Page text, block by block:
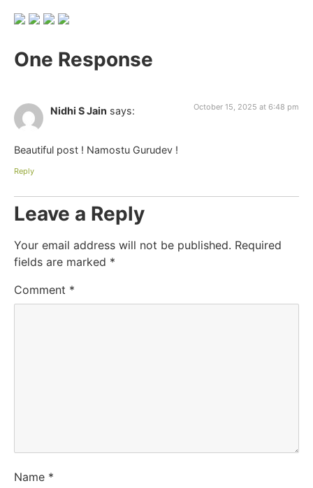
One Response
Nidhi S Jain says: October 15, 2025 at 6:48 pm
Beautiful post ! Namostu Gurudev !
Reply
Leave a Reply
Your email address will not be published. Required
fields are marked *
Comment *
Name *